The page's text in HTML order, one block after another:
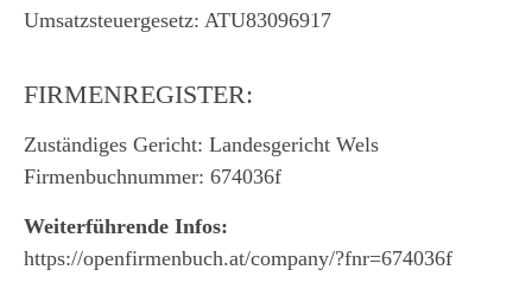
Umsatzsteuergesetz: ATU83096917
FIRMENREGISTER:
Zuständiges Gericht: Landesgericht Wels
Firmenbuchnummer: 674036f
Weiterführende Infos:
https://openfirmenbuch.at/company/?fnr=674036f